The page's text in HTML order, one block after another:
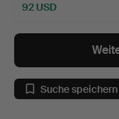
92 USD
Suche speichern